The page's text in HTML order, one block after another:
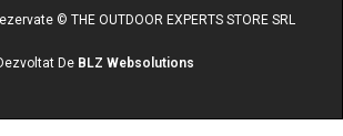
© THE OUTDOOR EXPERTS STORE SRL
De BLZ Websolutions